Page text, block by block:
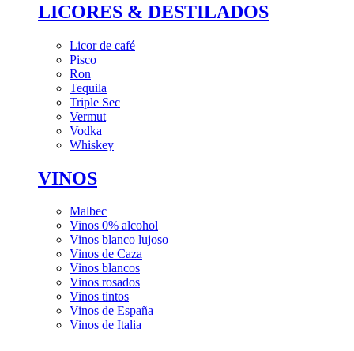
LICORES & DESTILADOS
Licor de café
Pisco
Ron
Tequila
Triple Sec
Vermut
Vodka
Whiskey
VINOS
Malbec
Vinos 0% alcohol
Vinos blanco lujoso
Vinos de Caza
Vinos blancos
Vinos rosados
Vinos tintos
Vinos de España
Vinos de Italia